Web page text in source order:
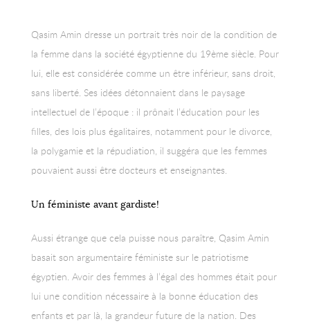
Qasim Amin dresse un portrait très noir de la condition de
la femme dans la société égyptienne du 19ème siècle. Pour
lui, elle est considérée comme un être inférieur, sans droit,
sans liberté. Ses idées détonnaient dans le paysage
intellectuel de l’époque : il prônait l’éducation pour les
filles, des lois plus égalitaires, notamment pour le divorce,
la polygamie et la répudiation, il suggéra que les femmes
pouvaient aussi être docteurs et enseignantes.
Un féministe avant gardiste!
Aussi étrange que cela puisse nous paraître, Qasim Amin
basait son argumentaire féministe sur le patriotisme
égyptien. Avoir des femmes à l’égal des hommes était pour
lui une condition nécessaire à la bonne éducation des
enfants et par là, la grandeur future de la nation. Des